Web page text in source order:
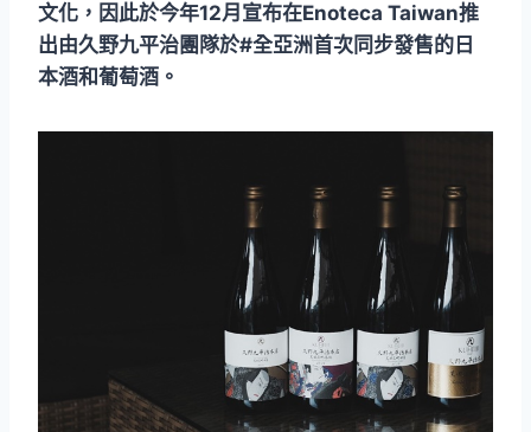
文化，因此於今年12月宣布在Enoteca Taiwan推
出由久野九平治團隊於#全亞洲首次同步發售的日
本酒和葡萄酒。